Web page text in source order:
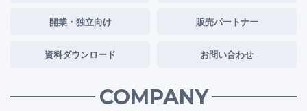
開業・独立向け 販売パートナー
資料ダウンロード お問い合わせ
COMPANY